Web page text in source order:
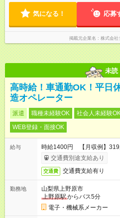
気になる！ 応募
掲載元企業名 株式会社
未読
高時給！車通勤OK！平日
造オペレーター
派遣 職種未経験OK 社会人未経験
WEB登録・面接OK
給与
時給1400円 【月収例】
交通費別途支給あり
交通費 交通費支給有り
勤務地
山梨県上野原市
上野原駅からバス5分
電子・機械系メーカー